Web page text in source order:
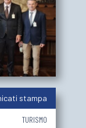
stampa
TURISMO